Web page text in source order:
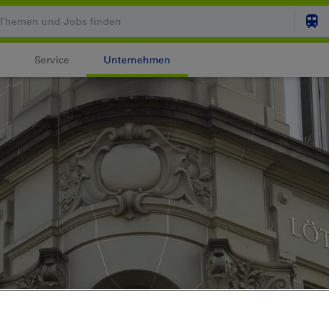
Service Unternehmen
Ihr Warenkorb ist leer
Login